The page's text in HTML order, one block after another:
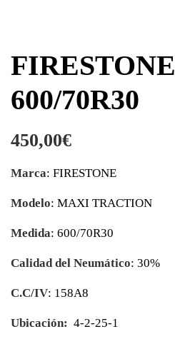
FIRESTONE
600/70R30
450,00€
Marca: FIRESTONE
Modelo: MAXI TRACTION
Medida: 600/70R30
Calidad del Neumático: 30%
C.C/IV: 158A8
Ubicación: 4-2-25-1